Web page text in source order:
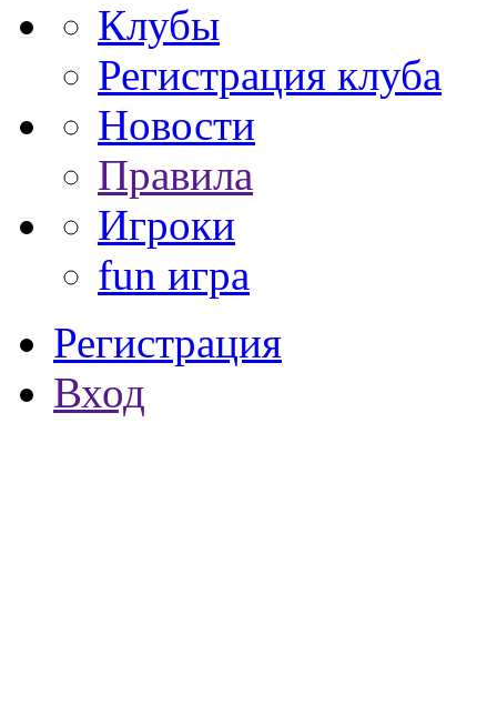
Клубы
Регистрация клуба
Новости
Правила
Игроки
fun игра
Регистрация
Вход